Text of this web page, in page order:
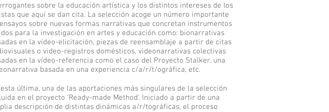
sobre la educación artística y los distintos intereses de los
que aquí se dan cita. La selección acoge un número importante
sobre nuevas formas narrativas que concretan instrumentos
para la investigación en artes y educación como: bionarrativas
en la vídeo-elicitación, piezas de reensamblaje a partir de citas
o video-registros domésticos, videonarrativas colectivas
en la vídeo-referencia como el caso del Proyecto Stalker, una
basada en una experiencia c/a/r/t/ográfica, etc.
esta última, una de las aportaciones más singulares de la selección
en el proyecto 'Ready-made Method'. Iniciado a partir de una
descripción de distintas dinámicas a/r/tográficas, el proceso